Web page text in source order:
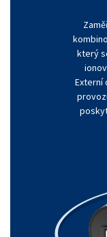
který
Externí